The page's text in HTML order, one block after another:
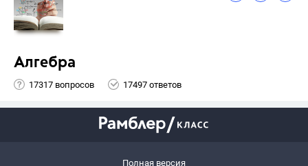
Алгебра
17317 вопросов 17497 ответов
Полная версия